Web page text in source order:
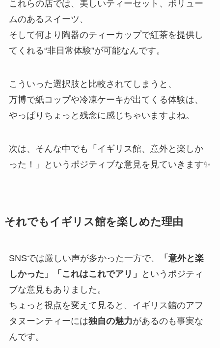
これらの店では、美しいティーセット、ボリュー
ムのあるスイーツ、
そして何より陶器のティーカップで紅茶を提供し
てくれる“非日常体験”が可能なんです。
こういった選択肢と比較されてしまうと、
万博で紙コップや冷凍ケーキが出てくる体験は、
やっぱりちょっと残念に感じちゃいますよね。
次は、そんな中でも「イギリス館、意外と楽しか
った！」というポジティブな意見を見ていきます✨
それでもイギリス館を楽しめた理由
SNSでは厳しい声が多かった一方で、
「意外と楽
しかった」「これはこれでアリ」
というポジティ
ブな意見もありました。
ちょっと視点を変えて見ると、イギリス館のアフ
タヌーンティーには独自の魅力があるのも事実な
んです。